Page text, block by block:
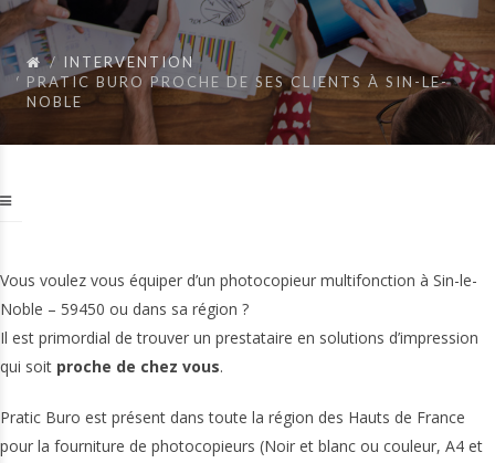
INTERVENTION
PRATIC BURO PROCHE DE SES CLIENTS À SIN-LE-
NOBLE
Vous voulez vous équiper d’un photocopieur multifonction à Sin-le-
Noble – 59450 ou dans sa région ?
Il est primordial de trouver un prestataire en solutions d’impression
qui soit proche de chez vous.
Pratic Buro est présent dans toute la région des Hauts de France
pour la fourniture de photocopieurs (Noir et blanc ou couleur, A4 et